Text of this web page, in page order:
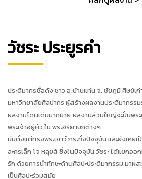
วัชระ ประยูรคำ
ประติมากรชื่อดัง ชาว อ.บ้านแท่น จ. ชัยภูมิ ศิษย์เ
มหาวิทยาลัยศิลปากร ผู้สร้างผลงานประติมากรร
ผลงานโดนเด่นมากมาย ผลงานส่วนใหญ่จะปั้นพร
พระเจ้าอยู่หัว ใน พระอิริยาบถต่างๆ
นับตั้งแต่ทรงพระเยาว์ กระทั่งปัจจุบัน และยังเคย
ละครเล็ก โจ หลุยส์ ซึ่งในปัจจุบัน วัชระ ได้แยกอ
รัก ด้วยการนำทักษะด้านศิลปะประติมากรรม มาผ
เป็นศิลปะร่วมสมัย